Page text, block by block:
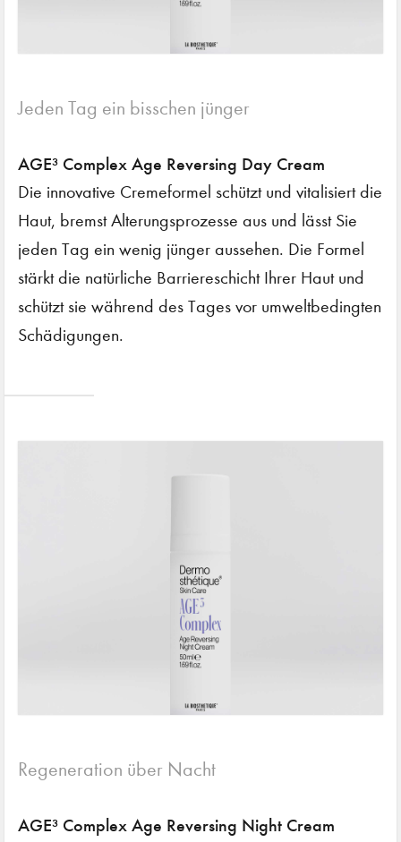
Jeden Tag ein bisschen jünger
AGE³ Complex Age Reversing Day Cream
Die innovative Cremeformel schützt und vitalisiert die
Haut, bremst Alterungsprozesse aus und lässt Sie
jeden Tag ein wenig jünger aussehen. Die Formel
stärkt die natürliche Barriereschicht Ihrer Haut und
schützt sie während des Tages vor umweltbedingten
Schädigungen.
Regeneration über Nacht
AGE³ Complex Age Reversing Night Cream